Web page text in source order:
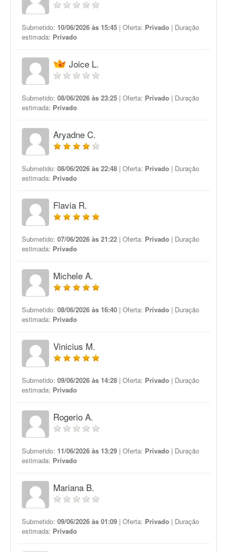
Submetido: 10/06/2026 às 15:45 | Oferta: Privado | Duração
estimada: Privado
Joice L.
Submetido: 08/06/2026 às 23:25 | Oferta: Privado | Duração
estimada: Privado
Aryadne C.
Submetido: 08/06/2026 às 22:48 | Oferta: Privado | Duração
estimada: Privado
Flavia R.
Submetido: 07/06/2026 às 21:22 | Oferta: Privado | Duração
estimada: Privado
Michele A.
Submetido: 08/06/2026 às 16:40 | Oferta: Privado | Duração
estimada: Privado
Vinicius M.
Submetido: 09/06/2026 às 14:28 | Oferta: Privado | Duração
estimada: Privado
Rogerio A.
Submetido: 11/06/2026 às 13:29 | Oferta: Privado | Duração
estimada: Privado
Mariana B.
Submetido: 09/06/2026 às 01:09 | Oferta: Privado | Duração
estimada: Privado